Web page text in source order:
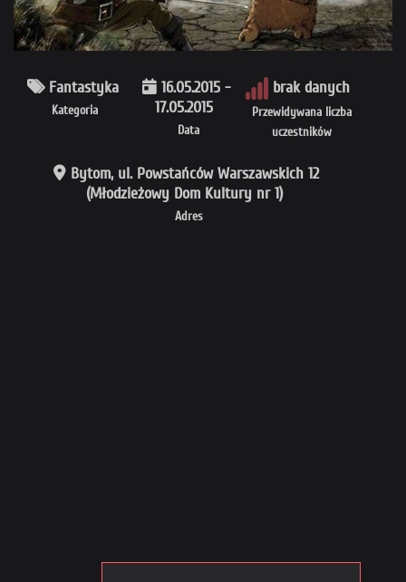
×
Kategoria
Fantastyka
Data
16.05.2015 -
17.05.2015
Przewidywana liczba
uczestników
brak danych
Adres
Bytom, ul. Powstańców Warszawskich 12
(Młodzieżowy Dom Kultury nr 1)